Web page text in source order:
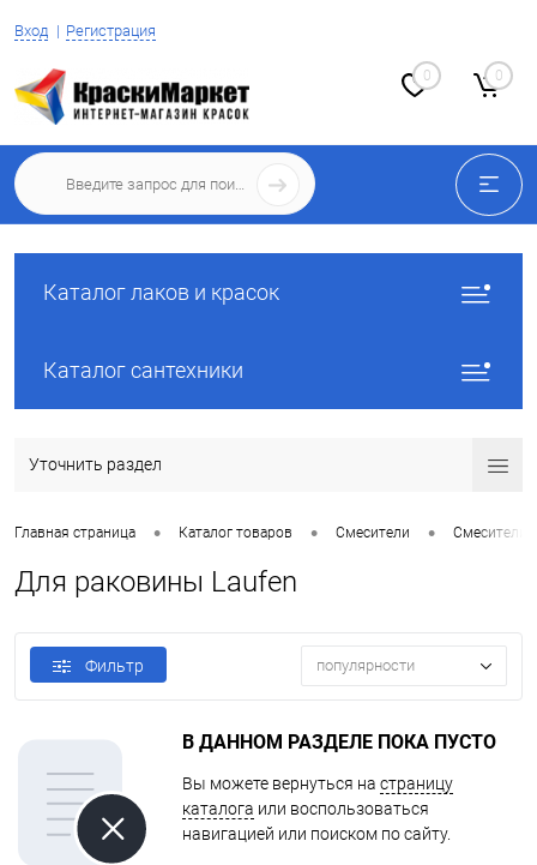
Вход Регистрация
0 0
Каталог лаков и красок
Каталог сантехники
Уточнить раздел
Главная страница • Каталог товаров • Смесители • Смесители
Для раковины Laufen
Фильтр популярности
В ДАННОМ РАЗДЕЛЕ ПОКА ПУСТО
Вы можете вернуться на страницу
каталога или воспользоваться
навигацией или поиском по сайту.